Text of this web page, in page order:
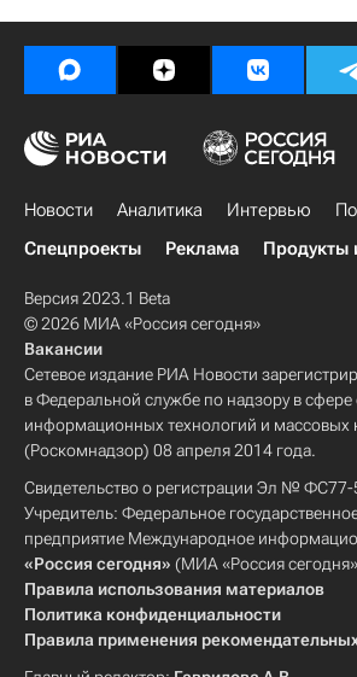
Новости Аналитика Интервью
Спецпроекты
Реклама Продукты
Версия 2023.1 Beta
© 2026 МИА «Россия сегодня»
Вакансии
Сетевое издание РИА Новости
в Федеральной службе по надзору в сфере
информационных технологий и массовых
(Роскомнадзор) 08 апреля 2014 года.
Свидетельство о регистрации Эл №
Учредитель: Федеральное
предприятие Международное
«Россия сегодня» (МИА «Россия
Правила использования материалов
Политика конфиденциальности
Правила применения